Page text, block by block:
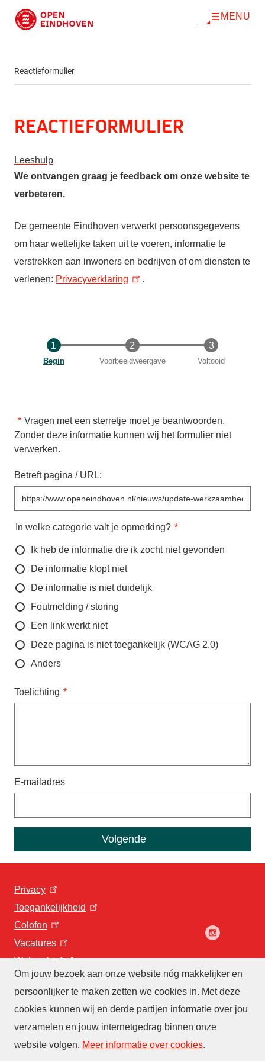
Om jouw bezoek aan onze website nóg makkelijker en
persoonlijker te maken zetten we cookies in. Met deze
cookies kunnen wij en derde partijen informatie over jou
verzamelen en jouw internetgedrag binnen onze
website volgen. Meer informatie over cookies.
Direct naar de inhoud
O
MENU
Reactieformulier
Reactieformulier
Leeshulp
We ontvangen graag je feedback om onze website te
verbeteren.
De gemeente Eindhoven verwerkt persoonsgegevens
om haar wettelijke taken uit te voeren, informatie te
verstrekken aan inwoners en bedrijven of om diensten te
verlenen: Privacyverklaring .
Huidige
Begin Voorbeeldweergave Voltooid
Vragen met een sterretje moet je beantwoorden.
Zonder deze informatie kunnen wij het formulier niet
verwerken.
Betreft pagina / URL:
In welke categorie valt je opmerking?
Ik heb de informatie die ik zocht niet gevonden
De informatie klopt niet
De informatie is niet duidelijk
Foutmelding / storing
Een link werkt niet
Deze pagina is niet toegankelijk (WCAG 2.0)
Anders
Toelichting
E-mailadres
Privacy
Toegankelijkheid
Colofon
Vacatures
Webarchief